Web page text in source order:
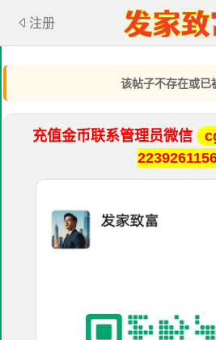
注册
该帖子不存在或已
充值金币联系管理员微信